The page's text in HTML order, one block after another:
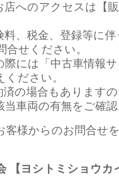
店へのアクセスは【
料、税金、登録等に
合せください。
際には「中古車情報
ださい。
済の場合もあります
当車両の有無をご確
客様からのお問合せ
【ヨシトミショウ